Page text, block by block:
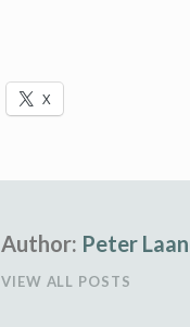
X
Author: Peter
VIEW ALL POSTS